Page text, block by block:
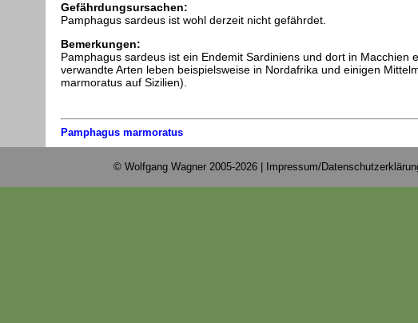
Gefährdungsursachen:
Pamphagus sardeus ist wohl derzeit nicht gefährdet.
Bemerkungen:
Pamphagus sardeus ist ein Endemit Sardiniens und dort in Macchien
verwandte Arten leben beispielsweise in Nordafrika und einigen
marmoratus auf Sizilien).
Pamphagus marmoratus
© Wolfgang Wagner 2005-2026 | Impressum/